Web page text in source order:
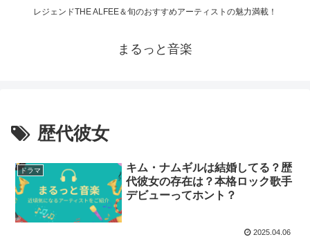
レジェンドTHE ALFEE＆旬のおすすめアーティストの魅力満載！
まるっと音楽
歴代彼女
ドラマ
キム・ナムギルは結婚してる？歴
代彼女の存在は？本格ロック歌手
デビューってホント？
2025.04.06